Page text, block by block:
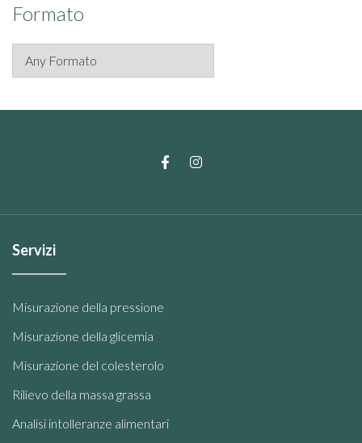
Formato
Servizi
Misurazione della pressione
Misurazione della glicemia
Misurazione del colesterolo
Rilievo della massa grassa
Analisi intolleranze alimentari